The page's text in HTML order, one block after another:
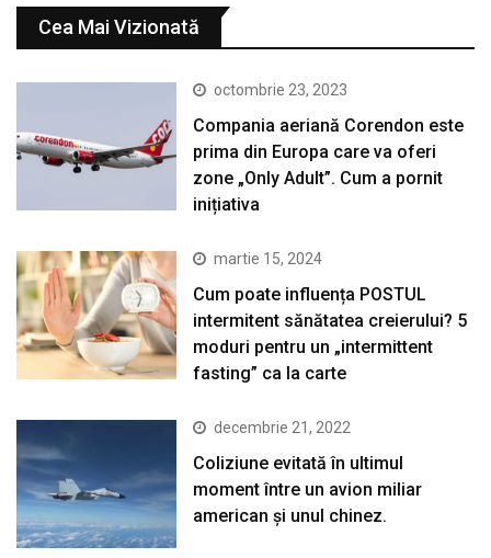
Cea Mai Vizionată
octombrie 23, 2023
Compania aeriană Corendon este
prima din Europa care va oferi
zone „Only Adult”. Cum a pornit
inițiativa
martie 15, 2024
Cum poate influența POSTUL
intermitent sănătatea creierului? 5
moduri pentru un „intermittent
fasting” ca la carte
decembrie 21, 2022
Coliziune evitată în ultimul
moment între un avion miliar
american şi unul chinez.